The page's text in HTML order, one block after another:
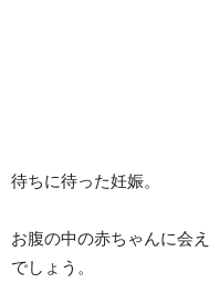
待ちに待った妊娠。
お腹の中の赤ちゃんに会
でしょう。